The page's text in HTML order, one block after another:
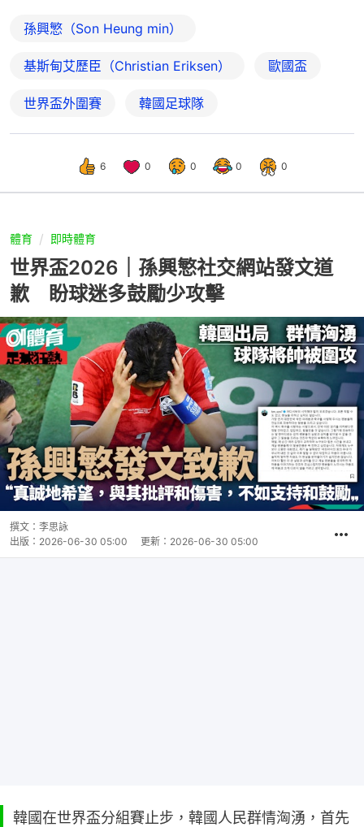
孫興慜（Son Heung min）
基斯甸艾歷臣（Christian Eriksen） 歐國盃
世界盃外圍賽 韓國足球隊
6 0 0 0 0
體育 即時體育
世界盃2026｜孫興慜社交網站發文道
歉 盼球迷多鼓勵少攻擊
撰文： 李思詠
出版： 2026-06-30 05:00 更新： 2026-06-30 05:00
韓國在世界盃分組賽止步，韓國人民群情洶湧，首先